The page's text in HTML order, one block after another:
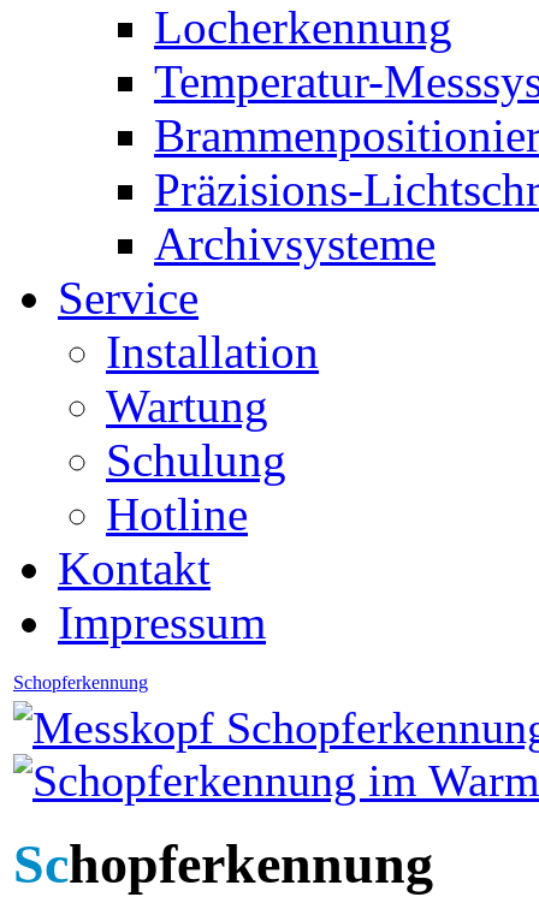
Locherkennung
Temperatur-
Präzisions-
Archivsysteme
Service
Installation
Wartung
Schulung
Hotline
Kontakt
Impressum
Schopferkennung
Schopferkennung